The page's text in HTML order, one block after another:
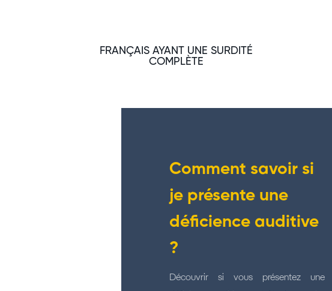
FRANÇAIS AYANT UNE SURDITÉ
COMPLÈTE
Comment savoir si
je présente une
déficience auditive
?
Découvrir si vous présentez une